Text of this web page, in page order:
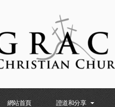
網站首頁 證道和分享